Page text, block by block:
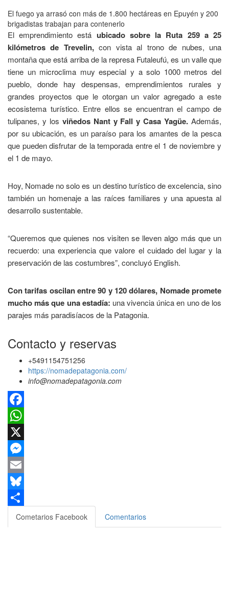
El fuego ya arrasó con más de 1.800 hectáreas en Epuyén y 200
brigadistas trabajan para contenerlo
El emprendimiento está ubicado sobre la Ruta 259 a 25
kilómetros de Trevelin,con vista al trono de nubes, una
montaña que está arriba de la represa Futaleufú, es un valle que
tiene un microclima muy especial y a solo 1000 metros del
pueblo, donde hay despensas, emprendimientos rurales y
grandes proyectos que le otorgan un valor agregado a este
ecosistema turístico. Entre ellos se encuentran el campo de
tulipanes, y los viñedos Nant y Fall y Casa Yagüe.Además,
por su ubicación, es un paraíso para los amantes de la pesca
que pueden disfrutar de la temporada entre el 1 de noviembre y
el 1 de mayo.
Hoy, Nomade no solo es un destino turístico de excelencia, sino
también un homenaje a las raíces familiares y una apuesta al
desarrollo sustentable.
“Queremos que quienes nos visiten se lleven algo más que un
recuerdo: una experiencia que valore el cuidado del lugar y la
preservación de las costumbres”, concluyó English.
Con tarifas oscilan entre 90 y 120 dólares, Nomade promete
mucho más que una estadía: una vivencia única en uno de los
parajes más paradisíacos de la Patagonia.
Contacto y reservas
+5491154751256
https://nomadepatagonia.com/
info@nomadepatagonia.com
Facebook
WhatsApp
X
Messenger
Email
Bluesky
Compartir
Cometarios Facebook Comentarios